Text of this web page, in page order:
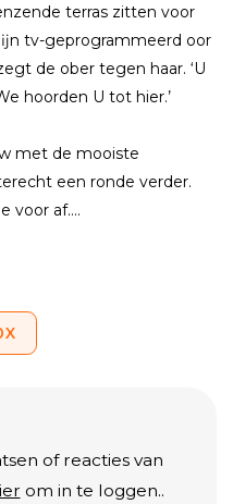
terras zitten voor
tv-geprogrammeerd oor
de ober tegen haar. ‘U
hoorden U tot hier.’
met de mooiste
een ronde verder.
voor af….
X
of reacties van
om in te loggen..